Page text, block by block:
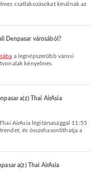
csatlakozásokat kínálnak az
Denpasar városából?
a legnépszerűbb városi
kényelmes
a(z) Thai AirAsia
és összehasonlíthatja a
a(z) Thai AirAsia